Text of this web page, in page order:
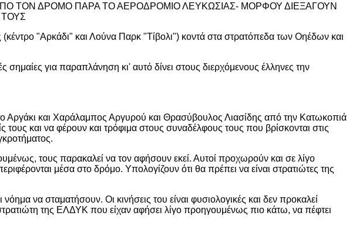
ΤΟΝ ΔΡΟΜΟ ΠΑΡΑ ΤΟ ΑΕΡΟΔΡΟΜΙΟ ΛΕΥΚΩΣΙΑΣ- ΜΟΡΦΟΥ ΔΙΕΞΑΓΟΥΝ
"Αρκάδι" και Λούνα Παρκ "Τίβολι") κοντά στα στρατόπεδα των Οηέδων και
σημαίες για παραπλάνηση κι' αυτό δίνει στους διερχόμενους έλληνες την
Αργάκι και Χαράλαμπος Αργυρού και Θρασύβουλος Λιασίδης από την Κατωκοπιά
τους και να φέρουν και τρόφιμα στους συναδέλφους τους που βρίσκονται στις
τους παρακαλεί να τον αφήσουν εκεί. Αυτοί προχωρούν και σε λίγο
μέσα στο δρόμο. Υπολογίζουν ότι θα πρέπει να είναι στρατιώτες της
να σταματήσουν. Οι κινήσεις του είναι φυσιολογικές και δεν προκαλεί
της ΕΛΔΥΚ που είχαν αφήσει λίγο προηγουμένως πιο κάτω, να πέφτει